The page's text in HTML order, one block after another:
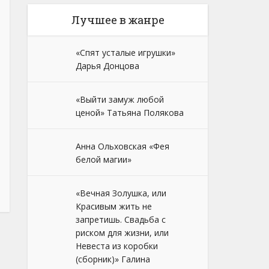
Лучшее в жанре
«Спят усталые игрушки»
Дарья Донцова
«Выйти замуж любой
ценой» Татьяна Полякова
Анна Ольховская «Фея
белой магии»
«Вечная Золушка, или
Красивым жить не
запретишь. Свадьба с
риском для жизни, или
Невеста из коробки
(сборник)» Галина